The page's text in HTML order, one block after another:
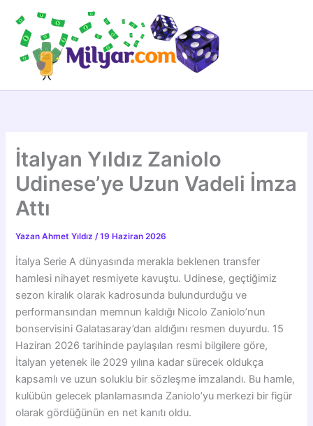
atla
İtalyan Yıldız Zaniolo
Udinese’ye Uzun Vadeli İmza
Attı
Yazan Ahmet Yıldız/19 Haziran 2026
İtalya Serie A dünyasında merakla beklenen transfer
hamlesi nihayet resmiyete kavuştu. Udinese, geçtiğimiz
sezon kiralık olarak kadrosunda bulundurduğu ve
performansından memnun kaldığı Nicolo Zaniolo’nun
bonservisini Galatasaray’dan aldığını resmen duyurdu. 15
Haziran 2026 tarihinde paylaşılan resmi bilgilere göre,
İtalyan yetenek ile 2029 yılına kadar sürecek oldukça
kapsamlı ve uzun soluklu bir sözleşme imzalandı. Bu hamle,
kulübün gelecek planlamasında Zaniolo’yu merkezi bir figür
olarak gördüğünün en net kanıtı oldu.